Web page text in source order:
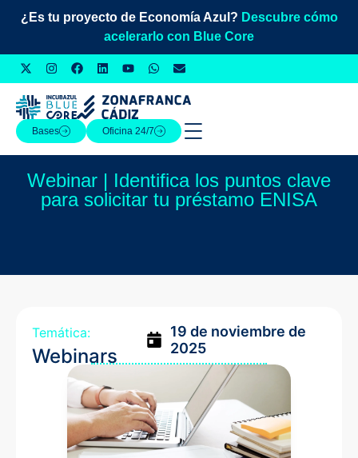
¿Es tu proyecto de Economía Azul? Descubre cómo
acelerarlo con Blue Core
Bases Oficina 24/7
Webinar | Identifica los puntos clave
para solicitar tu préstamo ENISA
19 de noviembre de
2025
Temática:
Webinars